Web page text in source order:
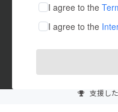
I agree to the
I agree to the
支援した